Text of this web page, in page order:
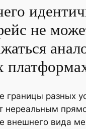
не
границы разных
нереальным
внешнего вида